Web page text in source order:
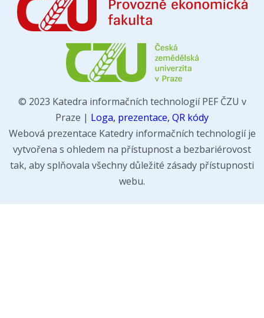
© 2023 Katedra informačních technologií PEF ČZU v
Praze | Loga, prezentace, QR kódy
Webová prezentace Katedry informačních technologií je
vytvořena s ohledem na přístupnost a bezbariérovost
tak, aby splňovala všechny důležité zásady přístupnosti
webu.